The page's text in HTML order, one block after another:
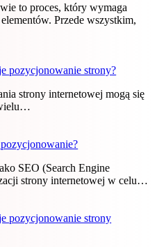
to proces, który wymaga
Przede wszystkim,
pozycjonowanie strony?
strony internetowej mogą się
SEO (Search Engine
strony internetowej w celu…
pozycjonowanie strony